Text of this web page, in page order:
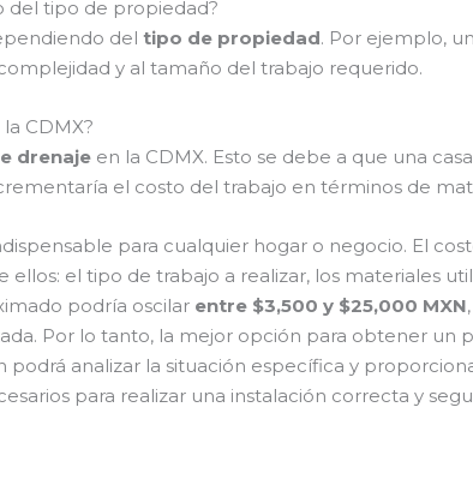
del tipo de propiedad?
del tipo de propiedad. Por ejemplo,
y al tamaño del trabajo requerido.
CDMX?
drenaje en la CDMX. Esto se debe a que una
el costo del trabajo en términos de
para cualquier hogar o negocio. El
el tipo de trabajo a realizar, los materiales
podría oscilar entre $3,500 y $25,000 MXN
Por lo tanto, la mejor opción para obtener un
podrá analizar la situación específica y
para realizar una instalación correcta y